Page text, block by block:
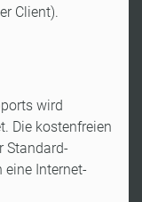
Client).
wird
Die kostenfreien
Standard-
Internet-